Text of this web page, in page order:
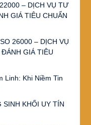
– DỊCH VỤ TƯ
GIÁ TIÊU CHUẨN
26000 – DỊCH VỤ
GIÁ TIÊU
Linh: Khi Niềm Tin
SINH KHỐI UY TÍN